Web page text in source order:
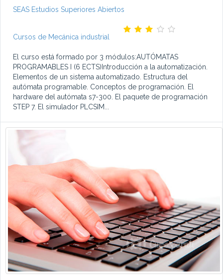
SEAS Estudios Superiores Abiertos
Cursos de Mecánica industrial
El curso está formado por 3 módulos:AUTÓMATAS
PROGRAMABLES I (6 ECTS)Introducción a la automatización.
Elementos de un sistema automatizado. Estructura del
autómata programable. Conceptos de programación. El
hardware del autómata s7-300. El paquete de programación
STEP 7. El simulador PLCSIM...